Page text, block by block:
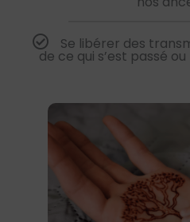
Se libérer des
de ce qui s’est passé